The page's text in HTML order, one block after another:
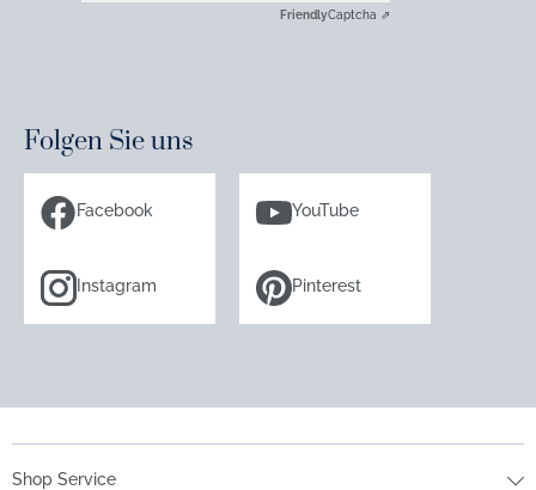
FriendlyCaptcha ⇗
Folgen Sie uns
Facebook YouTube
Instagram Pinterest
Shop Service